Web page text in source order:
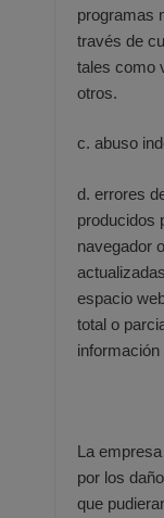
programas
través de
tales como
otros.
c. abuso
d. errores
producidos
navegador
espacio
total o
La
por los
que